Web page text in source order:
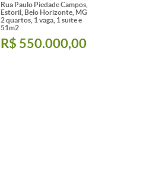
Rua Paulo Piedade Campos,
Estoril, Belo Horizonte, MG
2 quartos, 1 vaga, 1 suite e
51m2
R$ 550.000,00